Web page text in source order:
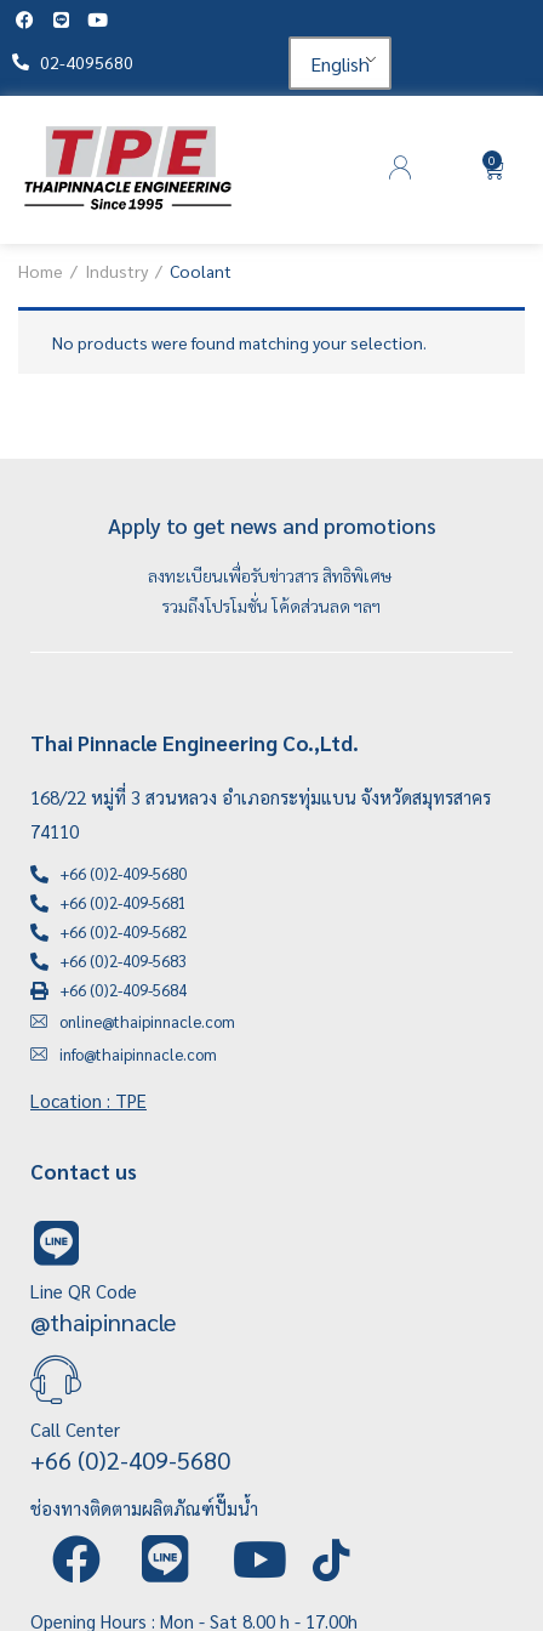
02-4095680 English
0
Home Industry Coolant
No products were found matching your selection.
Apply to get news and promotions
ลงทะเบียนเพื่อรับข่าวสาร สิทธิพิเศษ
รวมถึงโปรโมชั่น โค้ดส่วนลด ฯลฯ
Thai Pinnacle Engineering Co.,Ltd.
168/22 หมู่ที่ 3 สวนหลวง อำเภอกระทุ่มแบน จังหวัดสมุทรสาคร
74110
+66 (0)2-409-5680
+66 (0)2-409-5681
+66 (0)2-409-5682
+66 (0)2-409-5683
+66 (0)2-409-5684
online@thaipinnacle.com
info@thaipinnacle.com
Location : TPE
Contact us
Line QR Code
@thaipinnacle
Call Center
+66 (0)2-409-5680
ช่องทางติดตามผลิตภัณฑ์ปั๊มน้ำ
Opening Hours : Mon - Sat 8.00 h - 17.00h